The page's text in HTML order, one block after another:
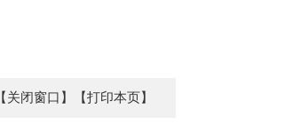
【关闭窗口】 【打印本页】